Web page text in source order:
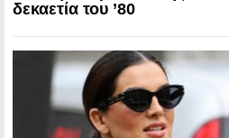
δεκαετία του ’80